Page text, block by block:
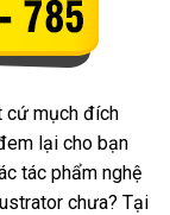
cứ mụch đích
lại cho bạn
tác phẩm nghệ
chưa? Tại